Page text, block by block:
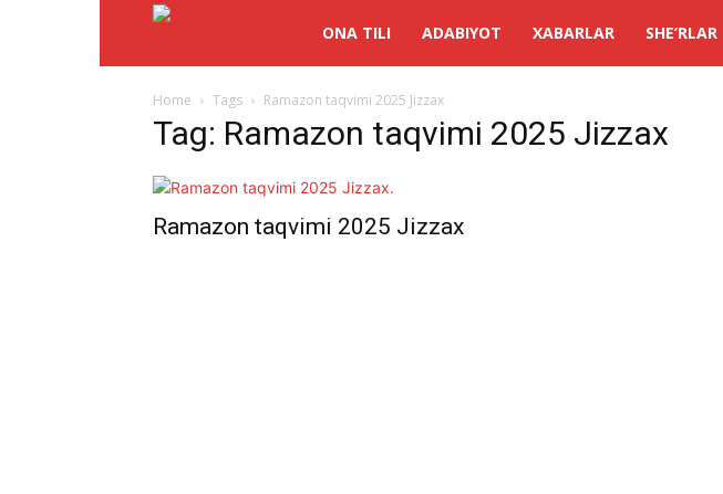
Abituriyentlar.uz
ONA TILI ADABIYOT XABARLAR SHE’RLAR
Home Tags Ramazon taqvimi 2025 Jizzax
Tag: Ramazon taqvimi 2025 Jizzax
Ramazon taqvimi 2025 Jizzax